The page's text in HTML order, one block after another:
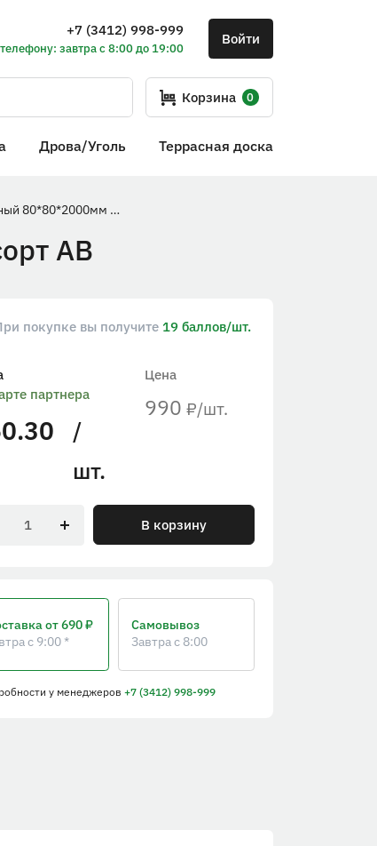
+7 (3412) 998-999
завтра с 8:00 до 19:00
Войти
Корзина 0
Дрова/Уголь Террасная доска
Столб опорный клееный 80*80*2000мм Ель/Сосна сорт АВ
АВ
покупке вы получите 19 баллов/шт.
Цена
990 ₽/шт.
партнера
/
шт.
В корзину
от 690 ₽
с 9:00 *
Самовывоз
Завтра с 8:00
у менеджеров+7 (3412) 998-999